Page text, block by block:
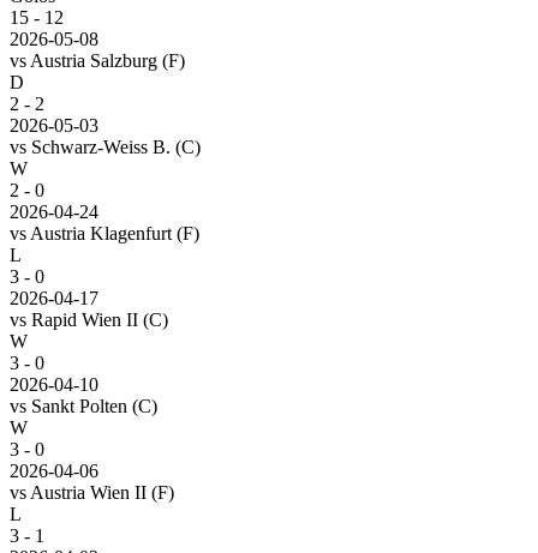
15 - 12
2026-05-08
vs Austria Salzburg (F)
D
2 - 2
2026-05-03
vs Schwarz-Weiss B. (C)
W
2 - 0
2026-04-24
vs Austria Klagenfurt (F)
L
3 - 0
2026-04-17
vs Rapid Wien II (C)
W
3 - 0
2026-04-10
vs Sankt Polten (C)
W
3 - 0
2026-04-06
vs Austria Wien II (F)
L
3 - 1